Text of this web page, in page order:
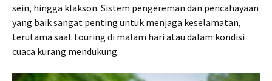
sein, hingga klakson. Sistem pengereman dan pencahayaan
yang baik sangat penting untuk menjaga keselamatan,
terutama saat touring di malam hari atau dalam kondisi
cuaca kurang mendukung.